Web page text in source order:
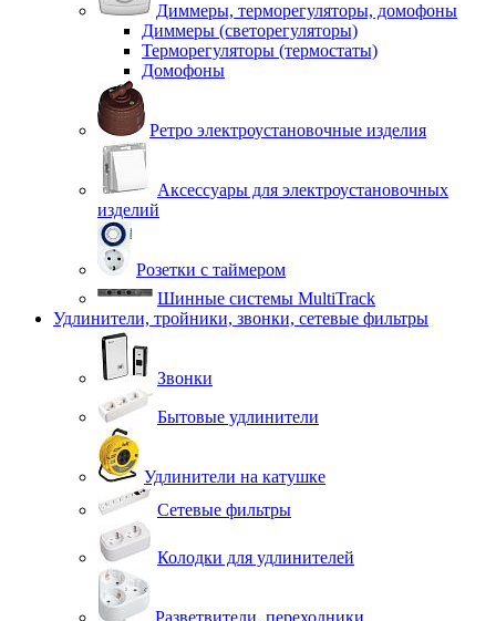
Диммеры, терморегуляторы, домофоны
Диммеры (светорегуляторы)
Терморегуляторы (термостаты)
Домофоны
Ретро электроустановочные изделия
Аксессуары для электроустановочных
изделий
Розетки с таймером
Шинные системы MultiTrack
Удлинители, тройники, звонки, сетевые фильтры
Звонки
Бытовые удлинители
Удлинители на катушке
Сетевые фильтры
Колодки для удлинителей
Разветвители, переходники